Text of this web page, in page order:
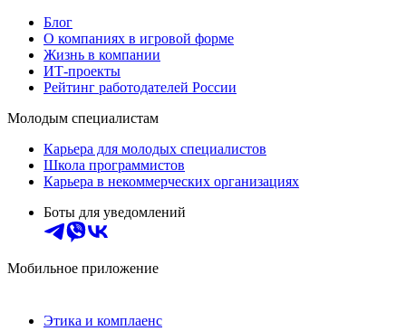
Блог
О компаниях в игровой форме
Жизнь в компании
ИТ-проекты
Рейтинг работодателей России
Молодым специалистам
Карьера для молодых специалистов
Школа программистов
Карьера в некоммерческих организациях
Боты для уведомлений
Мобильное приложение
Этика и комплаенс